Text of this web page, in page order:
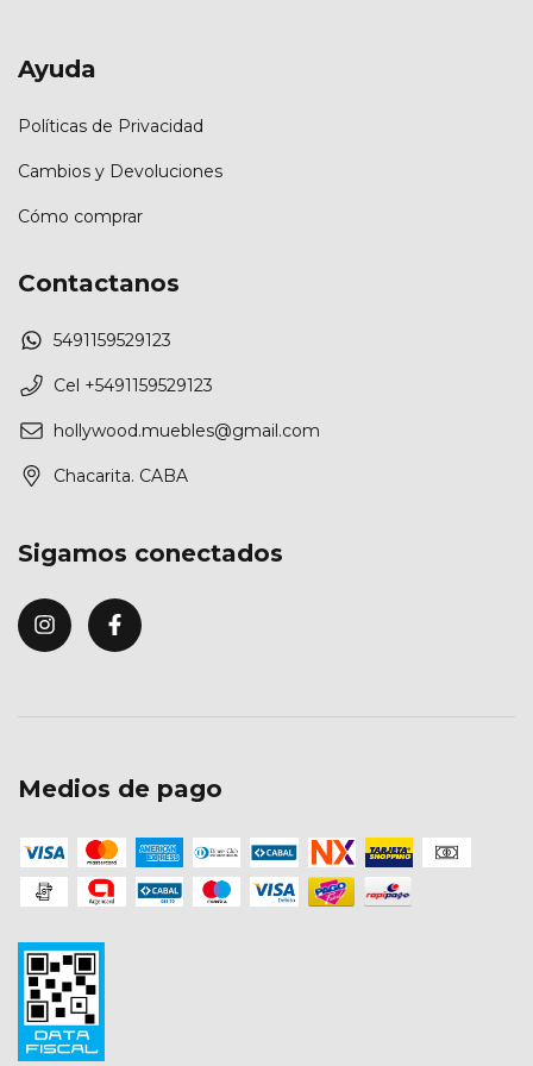
Ayuda
Políticas de Privacidad
Cambios y Devoluciones
Cómo comprar
Contactanos
5491159529123
Cel +5491159529123
hollywood.muebles@gmail.com
Chacarita. CABA
Sigamos conectados
Medios de pago